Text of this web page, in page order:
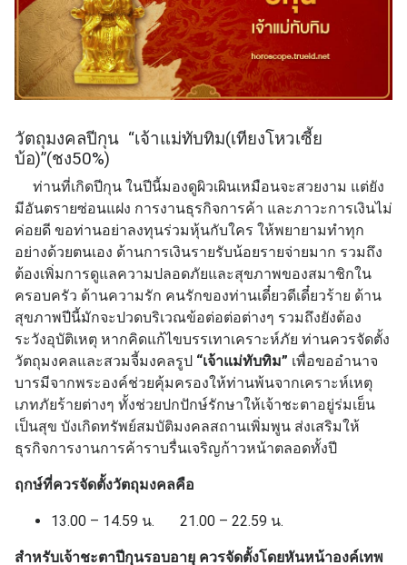
วัตถุมงคลปีกุน “เจ้าแม่ทับทิม(เทียงโหวเซี้ย
บ้อ)”(ชง50%)
ท่านที่เกิดปีกุน ในปีนี้มองดูผิวเผินเหมือนจะสวยงาม แต่ยัง
มีอันตรายซ่อนแฝง การงานธุรกิจการค้า และภาวะการเงินไม่
ค่อยดี ขอท่านอย่าลงทุนร่วมหุ้นกับใคร ให้พยายามทำทุก
อย่างด้วยตนเอง ด้านการเงินรายรับน้อยรายจ่ายมาก รวมถึง
ต้องเพิ่มการดูแลความปลอดภัยและสุขภาพของสมาชิกใน
ครอบครัว ด้านความรัก คนรักของท่านเดี๋ยวดีเดี๋ยวร้าย ด้าน
สุขภาพปีนี้มักจะปวดบริเวณข้อต่อต่อต่างๆ รวมถึงยังต้อง
ระวังอุบัติเหตุ หากคิดแก้ไขบรรเทาเคราะห์ภัย ท่านควรจัดตั้ง
วัตถุมงคลและสวมจี้มงคลรูป “เจ้าแม่ทับทิม” เพื่อขออำนาจ
บารมีจากพระองค์ช่วยคุ้มครองให้ท่านพ้นจากเคราะห์เหตุ
เภทภัยร้ายต่างๆ ทั้งช่วยปกปักษ์รักษาให้เจ้าชะตาอยู่ร่มเย็น
เป็นสุข บังเกิดทรัพย์สมบัติมงคลสถานเพิ่มพูน ส่งเสริมให้
ธุรกิจการงานการค้าราบรื่นเจริญก้าวหน้าตลอดทั้งปี
ฤกษ์ที่ควรจัดตั้งวัตถุมงคลคือ
13.00 – 14.59 น. 21.00 – 22.59 น.
สำหรับเจ้าชะตาปีกุนรอบอายุ ควรจัดตั้งโดยหันหน้าองค์เทพ